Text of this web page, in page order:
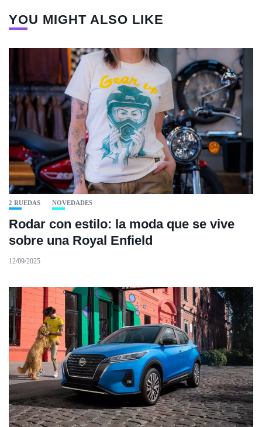
YOU MIGHT ALSO LIKE
2 RUEDAS NOVEDADES
Rodar con estilo: la moda que se vive
sobre una Royal Enfield
12/09/2025